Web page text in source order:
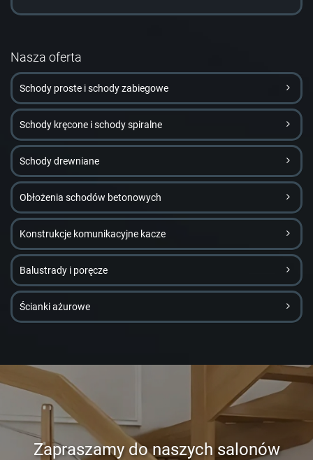
Nasza oferta
Schody proste i schody zabiegowe
Schody kręcone i schody spiralne
Schody drewniane
Obłożenia schodów betonowych
Konstrukcje komunikacyjne kacze
Balustrady i poręcze
Ścianki ażurowe
Zapraszamy do naszych salonów